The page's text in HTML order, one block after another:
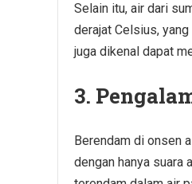
Selain itu, air dari
derajat Celsius,
juga dikenal dapat
3.
Berendam di onsen
dengan hanya suara